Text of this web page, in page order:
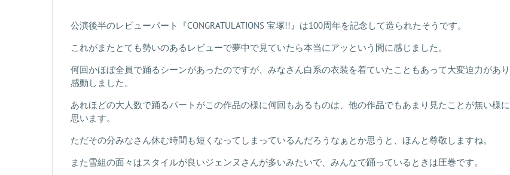
公演後半のレビューパート『CONGRATULATIONS 宝塚!!』は100周年を記念して造られたそうです。
これがまたとても勢いのあるレビューで夢中で見ていたら本当にアッという間に感じました。
何回かほぼ全員で踊るシーンがあったのですが、みなさん白系の衣装を着ていたこともあって大変迫力があり
感動しました。
あれほどの大人数で踊るパートがこの作品の様に何回もあるものは、他の作品でもあまり見たことが無い様に
思います。
ただその分みなさん休む時間も短くなってしまっているんだろうなぁとか思うと、ほんと尊敬しますね。
また雪組の面々はスタイルが良いジェンヌさんが多いみたいで、みんなで踊っているときは圧巻です。